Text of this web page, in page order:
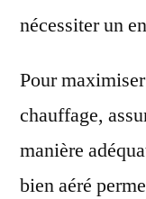
nécessiter un
Pour
chauffage,
manière
bien aéré